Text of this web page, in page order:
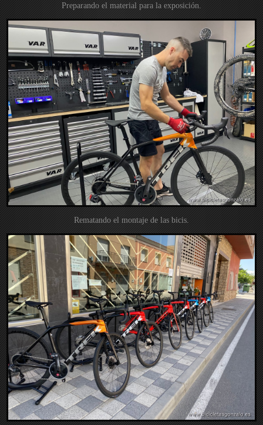
Preparando el material para la exposición.
Rematando el montaje de las bicis.